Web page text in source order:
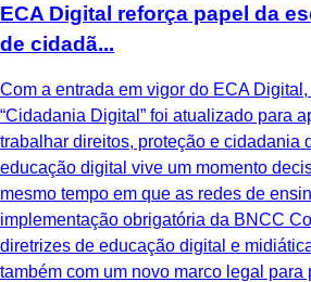
ECA Digital reforça papel da
de cidadã...
Com a entrada em vigor do ECA
“Cidadania Digital” foi atualizado para
trabalhar direitos, proteção e cidadania
educação digital vive um momento
mesmo tempo em que as redes de
implementação obrigatória da BNCC
diretrizes de educação digital e
também com um novo marco legal para